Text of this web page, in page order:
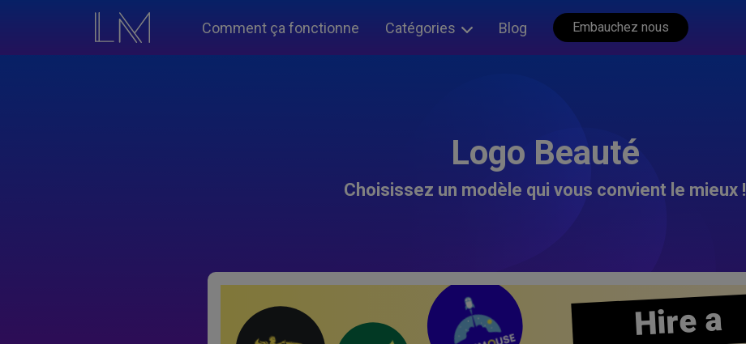
Comment ça fonctionne Catégories Blog Embauchez nous
Logo Beauté
Choisissez un modèle qui vous convient le mieux !
Hire a